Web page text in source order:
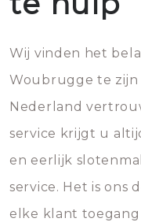
Wij vinden het
Woubrugge te zijn
Nederland
service krijgt u
en eerlijk
service. Het is ons
elke klant